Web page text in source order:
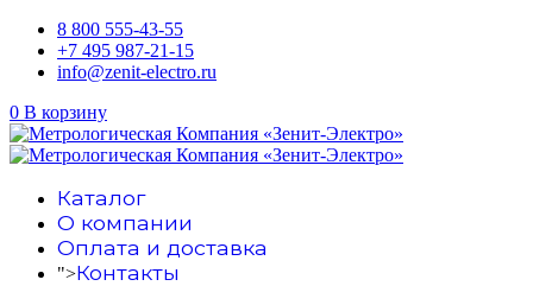
8 800 555-43-55
+7 495 987-21-15
info@zenit-electro.ru
0 В корзину
Каталог
О компании
Оплата и доставка
">Контакты